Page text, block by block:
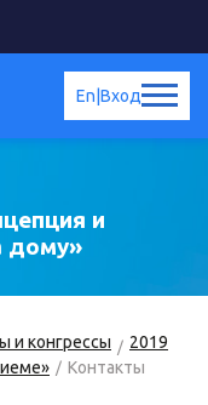
Вход
En
и
дому»
и конгрессы
2019
Контакты